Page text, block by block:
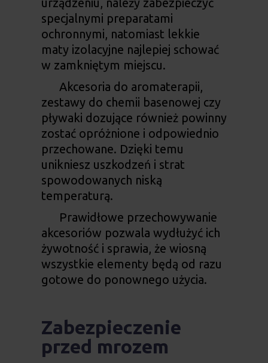
urządzeniu, należy zabezpieczyć
specjalnymi preparatami
ochronnymi, natomiast lekkie
maty izolacyjne najlepiej schować
w zamkniętym miejscu.
Akcesoria do aromaterapii,
zestawy do chemii basenowej czy
pływaki dozujące również powinny
zostać opróżnione i odpowiednio
przechowane. Dzięki temu
unikniesz uszkodzeń i strat
spowodowanych niską
temperaturą.
Prawidłowe przechowywanie
akcesoriów pozwala wydłużyć ich
żywotność i sprawia, że wiosną
wszystkie elementy będą od razu
gotowe do ponownego użycia.
Zabezpieczenie
przed mrozem